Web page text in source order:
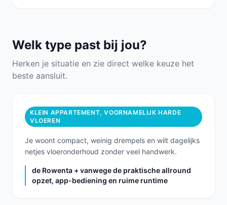
Welk type past bij jou?
Herken je situatie en zie direct welke keuze het
beste aansluit.
KLEIN APPARTEMENT, VOORNAMELIJK HARDE
VLOEREN
Je woont compact, weinig drempels en wilt dagelijks
netjes vloeronderhoud zonder veel handwerk.
de Rowenta + vanwege de praktische allround
opzet, app-bediening en ruime runtime